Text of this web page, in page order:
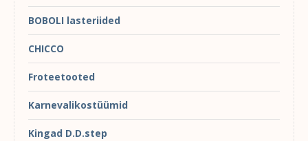
BOBOLI lasteriided
CHICCO
Froteetooted
Karnevalikostüümid
Kingad D.D.step